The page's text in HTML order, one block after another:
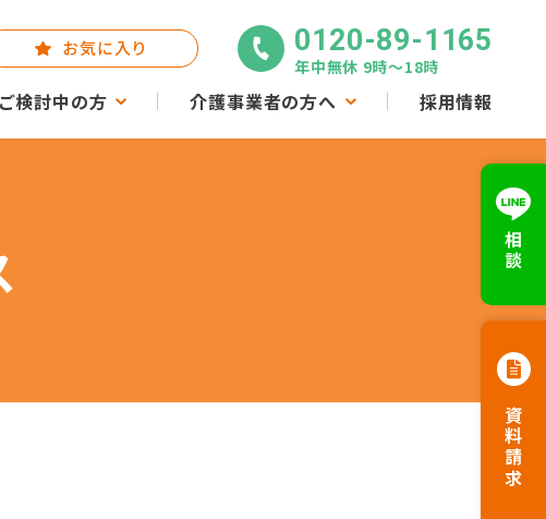
検討中の方 介護事業者の方へ 採用情報
お気に入り 0120-89-1165
年中無休 9時〜18時
相談
資料請求